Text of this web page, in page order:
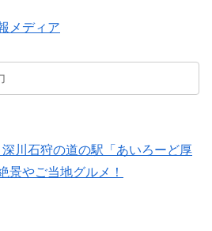
川 石狩の道の駅「あいろーど厚
景やご当地グルメ！